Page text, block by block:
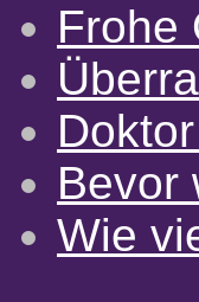
Frohe
Bevor
Wie